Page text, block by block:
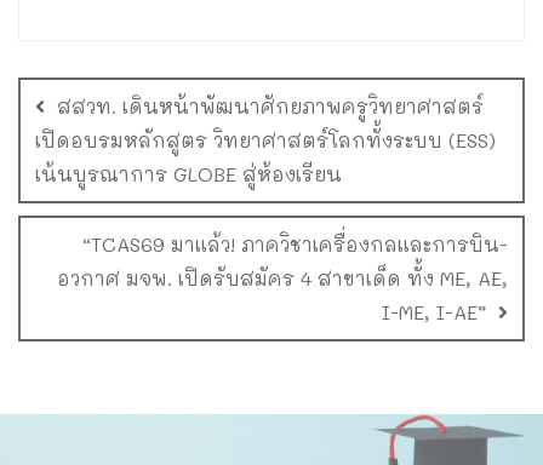
สสวท. เดินหน้าพัฒนาศักยภาพครูวิทยาศาสตร์
เปิดอบรมหลักสูตร วิทยาศาสตร์โลกทั้งระบบ (ESS)
เน้นบูรณาการ GLOBE สู่ห้องเรียน
“TCAS69 มาแล้ว! ภาควิชาเครื่องกลและการบิน-
อวกาศ มจพ. เปิดรับสมัคร 4 สาขาเด็ด ทั้ง ME, AE,
I-ME, I-AE”